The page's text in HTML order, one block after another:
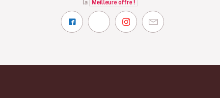
la
Meilleure offre !